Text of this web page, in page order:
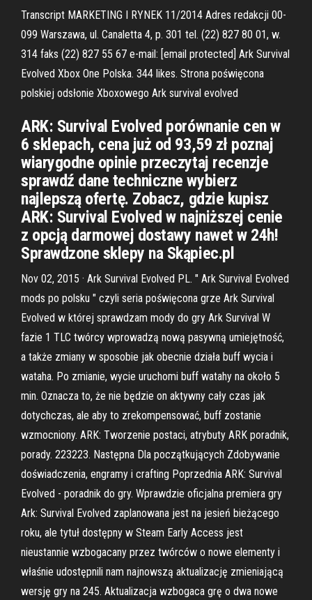
Transcript MARKETING I RYNEK 11/2014 Adres redakcji 00-
099 Warszawa, ul. Canaletta 4, p. 301 tel. (22) 827 80 01, w.
314 faks (22) 827 55 67 e-mail: [email protected] Ark Survival
Evolved Xbox One Polska. 344 likes. Strona poświęcona
polskiej odsłonie Xboxowego Ark survival evolved
ARK: Survival Evolved porównanie cen w
6 sklepach, cena już od 93,59 zł poznaj
wiarygodne opinie przeczytaj recenzje
sprawdź dane techniczne wybierz
najlepszą ofertę. Zobacz, gdzie kupisz
ARK: Survival Evolved w najniższej cenie
z opcją darmowej dostawy nawet w 24h!
Sprawdzone sklepy na Skąpiec.pl
Nov 02, 2015 · Ark Survival Evolved PL. " Ark Survival Evolved
mods po polsku " czyli seria poświęcona grze Ark Survival
Evolved w której sprawdzam mody do gry Ark Survival W
fazie 1 TLC twórcy wprowadzą nową pasywną umiejętność,
a także zmiany w sposobie jak obecnie działa buff wycia i
wataha. Po zmianie, wycie uruchomi buff watahy na około 5
min. Oznacza to, że nie będzie on aktywny cały czas jak
dotychczas, ale aby to zrekompensować, buff zostanie
wzmocniony. ARK: Tworzenie postaci, atrybuty ARK poradnik,
porady. 223223. Następna Dla początkujących Zdobywanie
doświadczenia, engramy i crafting Poprzednia ARK: Survival
Evolved - poradnik do gry. Wprawdzie oficjalna premiera gry
Ark: Survival Evolved zaplanowana jest na jesień bieżącego
roku, ale tytuł dostępny w Steam Early Access jest
nieustannie wzbogacany przez twórców o nowe elementy i
właśnie udostępnili nam najnowszą aktualizację zmieniającą
wersję gry na 245. Aktualizacja wzbogaca grę o dwa nowe